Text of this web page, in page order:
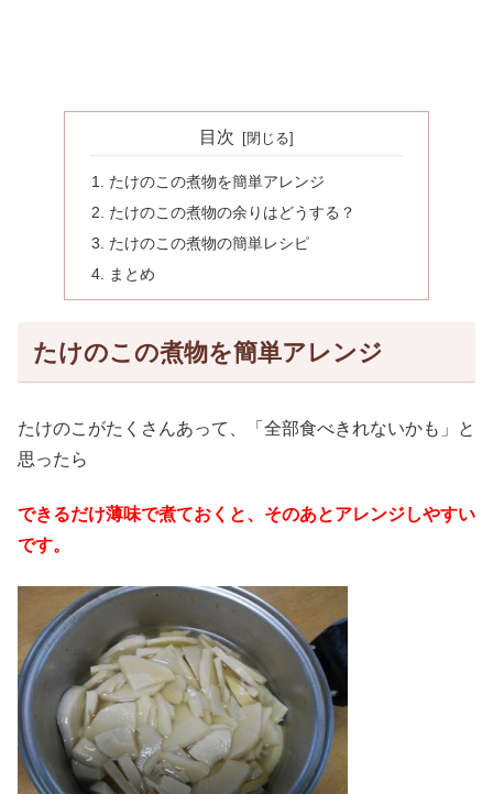
目次
たけのこの煮物を簡単アレンジ
たけのこの煮物の余りはどうする？
たけのこの煮物の簡単レシピ
まとめ
たけのこの煮物を簡単アレンジ
たけのこがたくさんあって、「全部食べきれないかも」と
思ったら
できるだけ薄味で煮ておくと、そのあとアレンジしやすい
です。